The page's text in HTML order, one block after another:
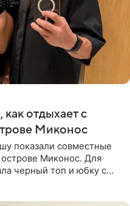
отдыхает с
Миконос
показали совместные
Миконос. Для
черный топ и юбку с